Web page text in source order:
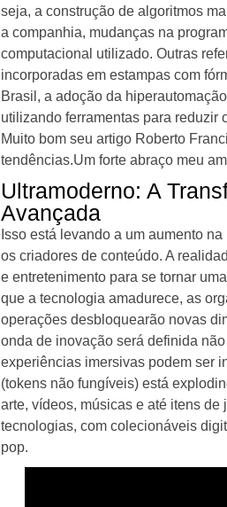
seja, a construção de algoritmos
a companhia, mudanças na
computacional utilizado. Outras
incorporadas em estampas com
Brasil, a adoção da
utilizando ferramentas para reduzir
Muito bom seu artigo Roberto
tendências.Um forte abraço meu
Ultramoderno: A
Avançada
Isso está levando a um aumento
os criadores de conteúdo. A
e entretenimento para se tornar
que a tecnologia amadurece, as
operações desbloquearão novas
onda de inovação será definida
experiências imersivas podem ser
(tokens não fungíveis) está
arte, vídeos, músicas e até itens
tecnologias, com colecionáveis
pop.